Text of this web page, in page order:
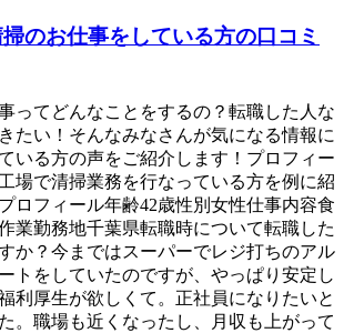
のお仕事をしている方の口コミ
ってどんなことをするの？転職した人な
たい！そんなみなさんが気になる情報に
いる方の声をご紹介します！プロフィー
場で清掃業務を行なっている方を例に紹
ロフィール年齢42歳性別女性仕事内容食
業勤務地千葉県転職時について転職した
か？今まではスーパーでレジ打ちのアル
トをしていたのですが、やっぱり安定し
利厚生が欲しくて。正社員になりたいと
。職場も近くなったし、月収も上がって